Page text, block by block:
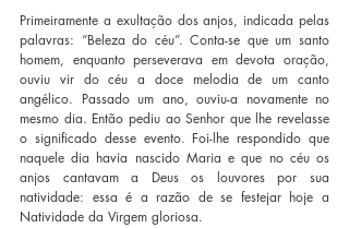
Primeiramente a exultação dos anjos, indicada pelas
palavras: “Beleza do céu”. Conta-se que um santo
homem, enquanto perseverava em devota oração,
ouviu vir do céu a doce melodia de um canto
angélico. Passado um ano, ouviu-a novamente no
mesmo dia. Então pediu ao Senhor que lhe revelasse
o significado desse evento. Foi-lhe respondido que
naquele dia havia nascido Maria e que no céu os
anjos cantavam a Deus os louvores por sua
natividade: essa é a razão de se festejar hoje a
Natividade da Virgem gloriosa.